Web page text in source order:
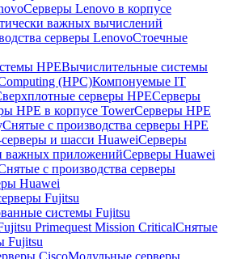
Серверы Lenovo в корпусе
важных вычислений
серверы LenovoСтоечные
HPEВычислительные системы
(HPC)Компонуемые IT
серверы HPEСерверы
HPE в корпусе TowerСерверы HPE
Снятые с производства серверы HPE
и шасси HuaweiСерверы
важных приложенийСерверы Huawei
с производства серверы
Huawei
Fujitsu
системы Fujitsu
Primequest Mission CriticalСнятые
Fujitsu
CiscoМодульные серверы